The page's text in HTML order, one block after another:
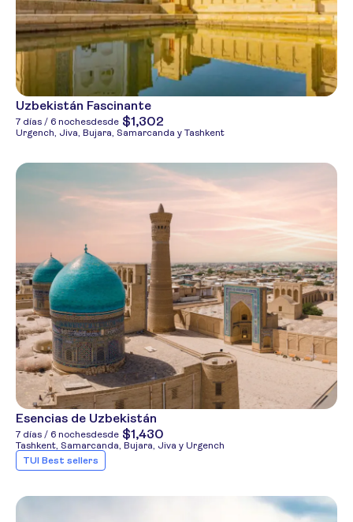
Uzbekistán Fascinante
7 días / 6 nochesdesde $1,302
Urgench, Jiva, Bujara, Samarcanda y Tashkent
Esencias de Uzbekistán
7 días / 6 nochesdesde $1,430
Tashkent, Samarcanda, Bujara, Jiva y Urgench
TUI Best sellers